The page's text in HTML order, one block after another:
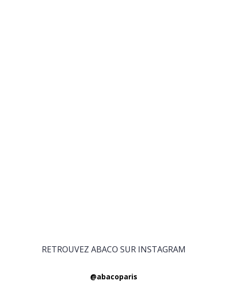
RETROUVEZ ABACO SUR INSTAGRAM
@abacoparis